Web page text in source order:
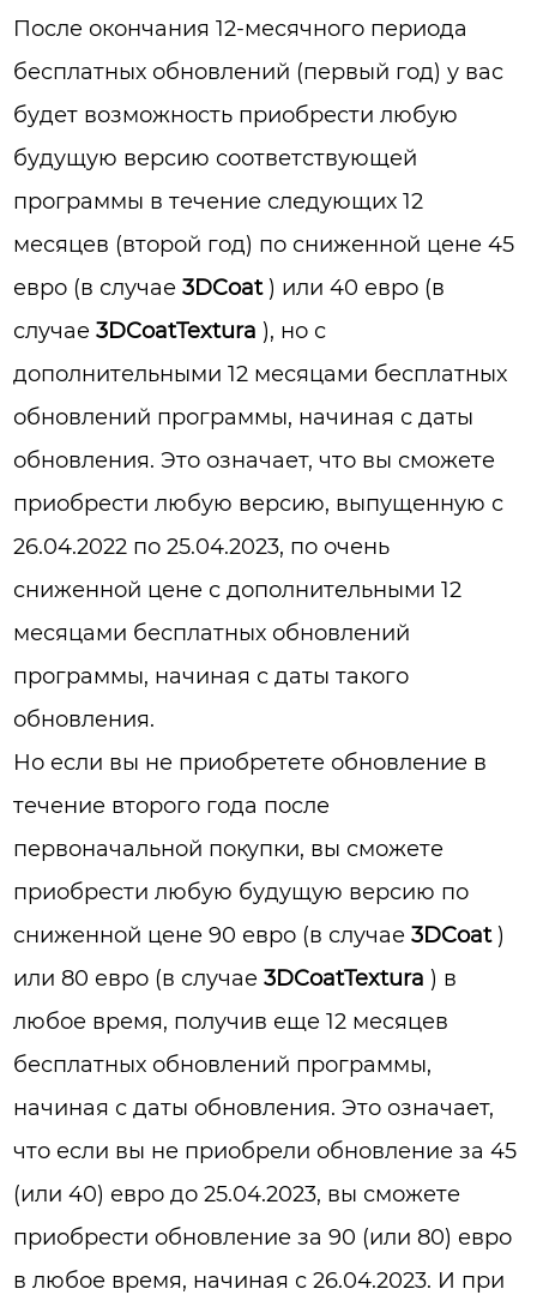
После окончания 12-месячного периода
бесплатных обновлений (первый год) у вас
будет возможность приобрести любую
будущую версию соответствующей
программы в течение следующих 12
месяцев (второй год) по сниженной цене 45
евро (в случае3DCoat) или 40 евро (в
случае3DCoatTextura ), но с
дополнительными 12 месяцами бесплатных
обновлений программы, начиная с даты
обновления. Это означает, что вы сможете
приобрести любую версию, выпущенную с
26.04.2022 по 25.04.2023, по очень
сниженной цене с дополнительными 12
месяцами бесплатных обновлений
программы, начиная с даты такого
обновления.
Но если вы не приобретете обновление в
течение второго года после
первоначальной покупки, вы сможете
приобрести любую будущую версию по
сниженной цене 90 евро (в случае3DCoat)
или 80 евро (в случае3DCoatTextura ) в
любое время, получив еще 12 месяцев
бесплатных обновлений программы,
начиная с даты обновления. Это означает,
что если вы не приобрели обновление за 45
(или 40) евро до 25.04.2023, вы сможете
приобрести обновление за 90 (или 80) евро
в любое время, начиная с 26.04.2023. И при